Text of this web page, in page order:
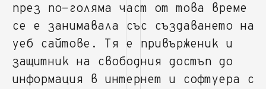
през по-голяма част от това време
се е занимавала със създаването на
уеб сайтове. Тя е привърженик и
защитник на свободния достъп до
информация в интернет и софтуера с